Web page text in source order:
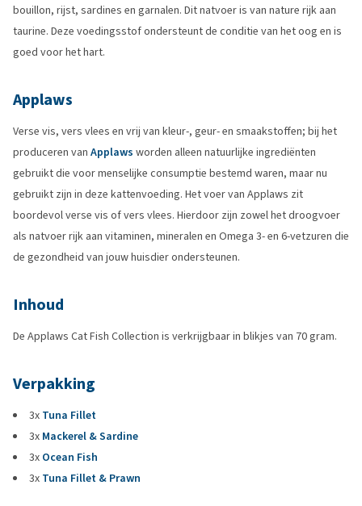
bouillon, rijst, sardines en garnalen. Dit natvoer is van nature rijk aan
taurine. Deze voedingsstof ondersteunt de conditie van het oog en is
goed voor het hart.
Applaws
Verse vis, vers vlees en vrij van kleur-, geur- en smaakstoffen; bij het
produceren van Applaws worden alleen natuurlijke ingrediënten
gebruikt die voor menselijke consumptie bestemd waren, maar nu
gebruikt zijn in deze kattenvoeding. Het voer van Applaws zit
boordevol verse vis of vers vlees. Hierdoor zijn zowel het droogvoer
als natvoer rijk aan vitaminen, mineralen en Omega 3- en 6-vetzuren die
de gezondheid van jouw huisdier ondersteunen.
Inhoud
De Applaws Cat Fish Collection is verkrijgbaar in blikjes van 70 gram.
Verpakking
3x Tuna Fillet
3x Mackerel & Sardine
3x Ocean Fish
3x Tuna Fillet & Prawn